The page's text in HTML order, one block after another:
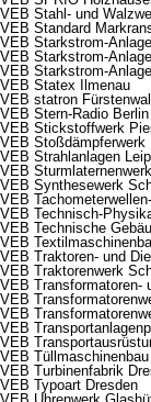
VEB Stahl- und
VEB Standard
VEB Starkstrom-
VEB Starkstrom-
VEB Starkstrom-
VEB Statex Ilmenau
VEB statron
VEB Stern-Radio Berlin
VEB Stickstoffwerk
VEB Stoßdämpferwerk
VEB Strahlanlagen
VEB
VEB Synthesewerk
VEB
VEB Technisch-
VEB Technische
VEB
VEB Traktoren- und
VEB Traktorenwerk
VEB Transformatoren-
VEB
VEB
VEB
VEB
VEB
VEB Turbinenfabrik
VEB Typoart Dresden